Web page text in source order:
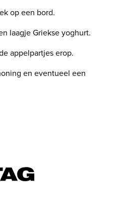
op een bord.
laagje Griekse yoghurt.
appelpartjes erop.
en eventueel een